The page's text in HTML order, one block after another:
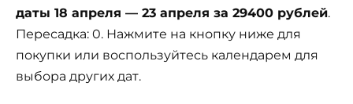
даты 18 апреля — 23 апреля за 29400 рублей.
Пересадка: 0. Нажмите на кнопку ниже для
покупки или воспользуйтесь календарем для
выбора других дат.